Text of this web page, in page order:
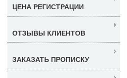
ЦЕНА РЕГИСТРАЦИИ
ОТЗЫВЫ КЛИЕНТОВ
ЗАКАЗАТЬ ПРОПИСКУ